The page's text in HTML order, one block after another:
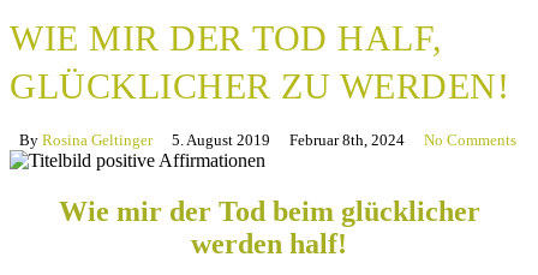
WIE MIR DER TOD HALF,
GLÜCKLICHER ZU WERDEN!
By Rosina Geltinger 5. August 2019 Februar 8th, 2024 No Comments
Wie mir der Tod beim glücklicher
werden half!